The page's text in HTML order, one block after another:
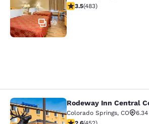
19
calificación de 3.48
3.5(483)
Rodeway Inn Central
Rodeway Inn Central
Colorado Springs, CO
calificación de 2.57